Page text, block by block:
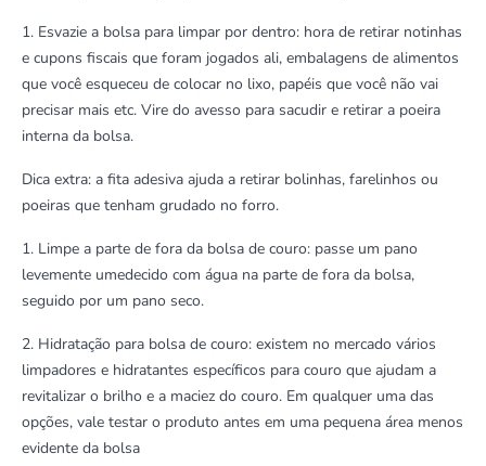
1. Esvazie a bolsa para limpar por dentro: hora de retirar notinhas
e cupons fiscais que foram jogados ali, embalagens de alimentos
que você esqueceu de colocar no lixo, papéis que você não vai
precisar mais etc. Vire do avesso para sacudir e retirar a poeira
interna da bolsa.
Dica extra: a fita adesiva ajuda a retirar bolinhas, farelinhos ou
poeiras que tenham grudado no forro.
1. Limpe a parte de fora da bolsa de couro: passe um pano
levemente umedecido com água na parte de fora da bolsa,
seguido por um pano seco.
2. Hidratação para bolsa de couro: existem no mercado vários
limpadores e hidratantes específicos para couro que ajudam a
revitalizar o brilho e a maciez do couro. Em qualquer uma das
opções, vale testar o produto antes em uma pequena área menos
evidente da bolsa